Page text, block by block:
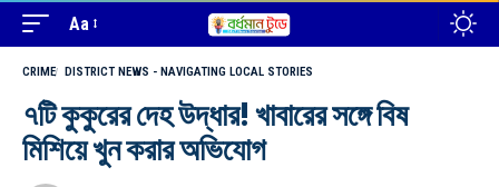
Aa
CRIME DISTRICT NEWS - NAVIGATING LOCAL STORIES
৭টি কুকুরের দেহ উদ্ধার! খাবারের সঙ্গে বিষ
মিশিয়ে খুন করার অভিযোগ